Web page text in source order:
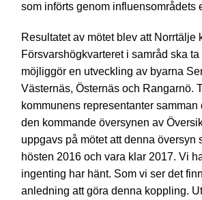
som införts genom influensområdets
Resultatet av mötet blev att Norrtälje
Försvarshögkvarteret i samråd ska
möjliggör en utveckling av byarna
Västernäs, Östernäs och Rangarnö.
kommunens representanter samman
den kommande översynen av
uppgavs på mötet att denna översyn
hösten 2016 och vara klar 2017. Vi
ingenting har hänt. Som vi ser det
anledning att göra denna koppling.